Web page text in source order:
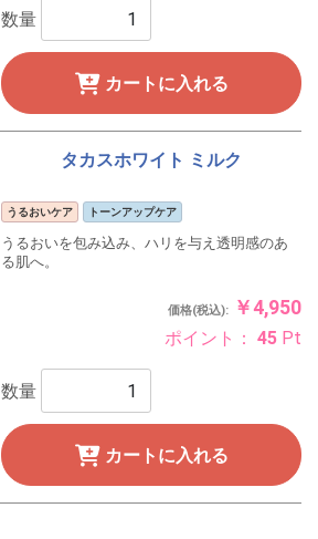
数量
カートに入れる
タカスホワイト ミルク
うるおいケア トーンアップケア
うるおいを包み込み、ハリを与え透明感のあ
る肌へ。
価格(税込):￥4,950
ポイント： 45Pt
数量
カートに入れる